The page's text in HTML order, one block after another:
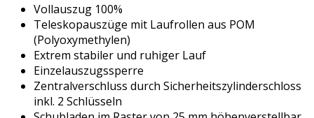
Vollauszug 100%
Teleskopauszüge mit Laufrollen aus POM
(Polyoxymethylen)
Extrem stabiler und ruhiger Lauf
Einzelauszugssperre
Zentralverschluss durch Sicherheitszylinderschloss
inkl. 2 Schlüsseln